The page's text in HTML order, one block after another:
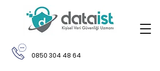
0850 304 48 64